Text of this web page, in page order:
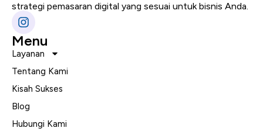
strategi pemasaran digital yang sesuai untuk bisnis Anda.
Menu
Layanan
Tentang Kami
Kisah Sukses
Blog
Hubungi Kami